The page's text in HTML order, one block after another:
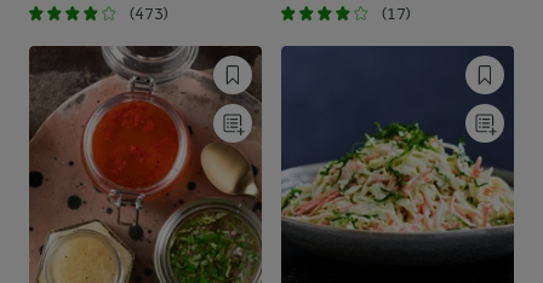
(473) (17)